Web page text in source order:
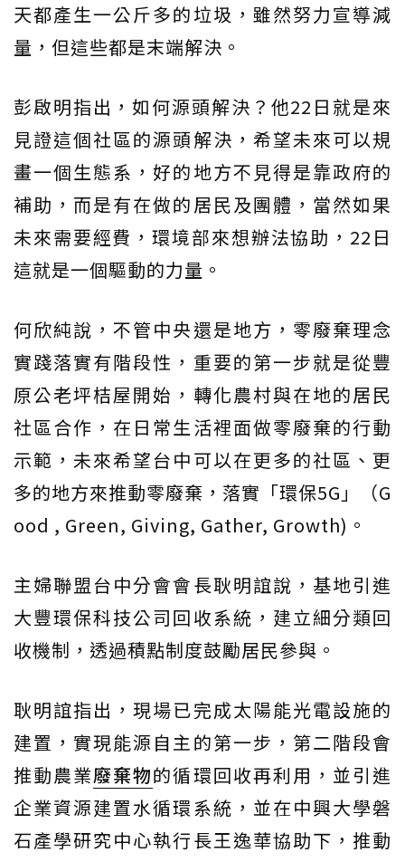
天都產生一公斤多的垃圾，雖然努力宣導減
量，但這些都是末端解決。
彭啟明指出，如何源頭解決？他22日就是來
見證這個社區的源頭解決，希望未來可以規
畫一個生態系，好的地方不見得是靠政府的
補助，而是有在做的居民及團體，當然如果
未來需要經費，環境部來想辦法協助，22日
這就是一個驅動的力量。
何欣純說，不管中央還是地方，零廢棄理念
實踐落實有階段性，重要的第一步就是從豐
原公老坪桔屋開始，轉化農村與在地的居民
社區合作，在日常生活裡面做零廢棄的行動
示範，未來希望台中可以在更多的社區、更
多的地方來推動零廢棄，落實「環保5G」（G
ood , Green, Giving, Gather, Growth)。
主婦聯盟台中分會會長耿明誼說，基地引進
大豐環保科技公司回收系統，建立細分類回
收機制，透過積點制度鼓勵居民參與。
耿明誼指出，現場已完成太陽能光電設施的
建置，實現能源自主的第一步，第二階段會
推動農業廢棄物的循環回收再利用，並引進
企業資源建置水循環系統，並在中興大學磐
石產學研究中心執行長王逸華協助下，推動